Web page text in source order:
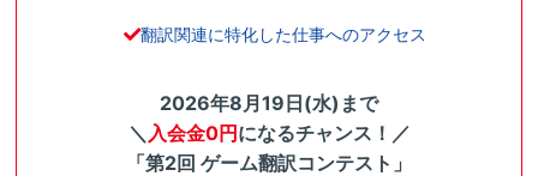
翻訳関連に特化した仕事へのアクセス
2026年8月19日(水)まで
＼ 入会金0円になるチャンス！／
「第2回 ゲーム翻訳コンテスト」